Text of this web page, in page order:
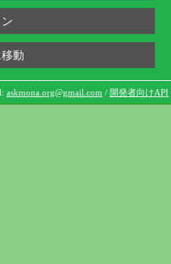
動
askmona.org@gmail.com / 開発者向けAPI